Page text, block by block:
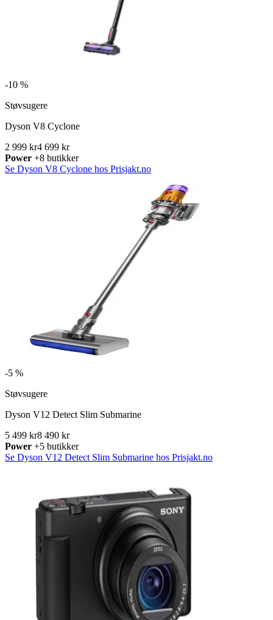
-10 %
Støvsugere
Dyson V8 Cyclone
2 999 kr4 699 kr
Power +8 butikker
Se Dyson V8 Cyclone hos Prisjakt.no
-5 %
Støvsugere
Dyson V12 Detect Slim Submarine
5 499 kr8 490 kr
Power +5 butikker
Se Dyson V12 Detect Slim Submarine hos Prisjakt.no